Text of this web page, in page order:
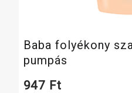
Baba folyékony
pumpás
947 Ft